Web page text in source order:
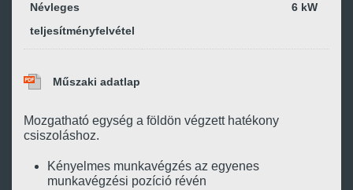
Névleges
teljesítményfelvétel
6 kW
Műszaki adatlap
Mozgatható egység a földön végzett hatékony
csiszoláshoz.
Kényelmes munkavégzés az egyenes
munkavégzési pozíció révén